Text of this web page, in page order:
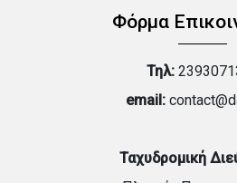
Φόρμα
Τηλ:
email:
Ταχυδρομική